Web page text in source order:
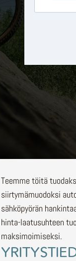
Teemme töitä
siirtymämuodoksi
sähköpyörän
hinta-laatusuhteen
maksimoimiseksi.